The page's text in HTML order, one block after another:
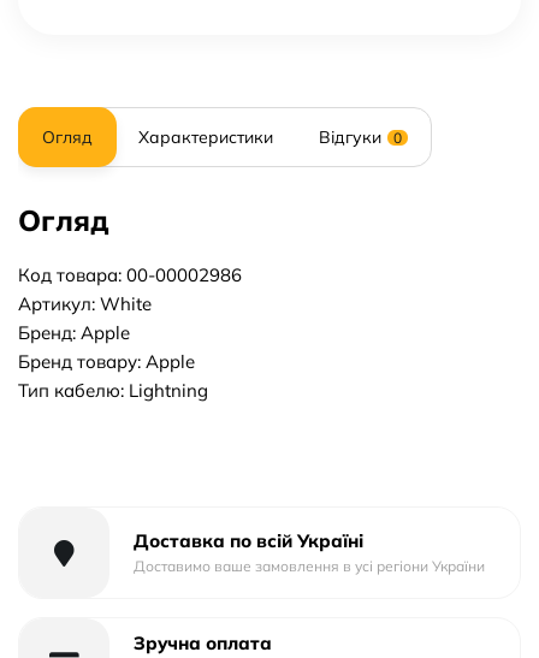
Огляд Характеристики Відгуки 0
Огляд
Код товара: 00-00002986
Артикул: White
Бренд: Apple
Бренд товару: Apple
Тип кабелю: Lightning
Доставка по всій Україні
Доставимо ваше замовлення в усі регіони України
Зручна оплата